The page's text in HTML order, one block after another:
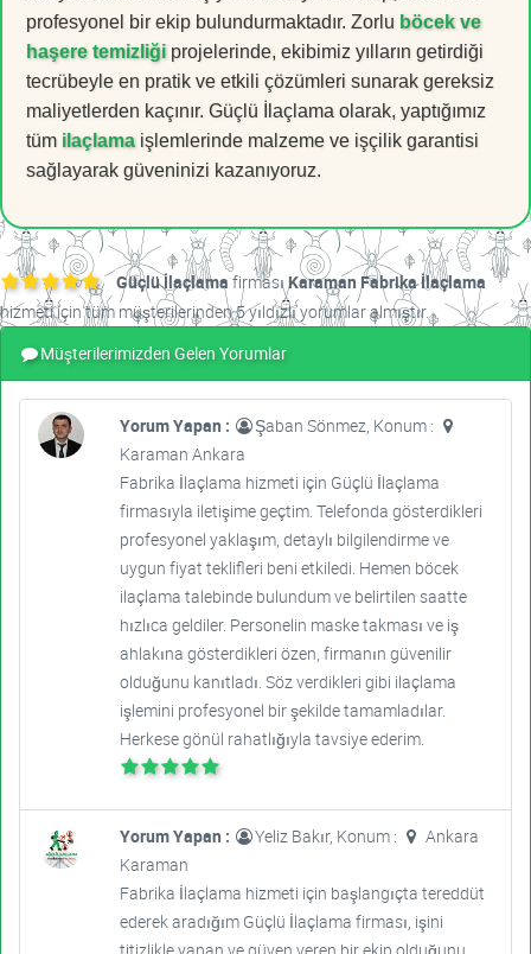
profesyonel bir ekip bulundurmaktadır. Zorlu böcek ve
haşere temizliği projelerinde, ekibimiz yılların getirdiği
tecrübeyle en pratik ve etkili çözümleri sunarak gereksiz
maliyetlerden kaçınır. Güçlü İlaçlama olarak, yaptığımız
tüm ilaçlamaişlemlerinde malzeme ve işçilik garantisi
sağlayarak güveninizi kazanıyoruz.
Güçlü İlaçlama firmasıKaraman Fabrika İlaçlama
hizmeti için tüm müşterilerinden 5 yıldızlı yorumlar almıştır.
Müşterilerimizden Gelen Yorumlar
Yorum Yapan :
Şaban Sönmez, Konum :
Karaman Ankara
Fabrika İlaçlama hizmeti için Güçlü İlaçlama
firmasıyla iletişime geçtim. Telefonda gösterdikleri
profesyonel yaklaşım, detaylı bilgilendirme ve
uygun fiyat teklifleri beni etkiledi. Hemen böcek
ilaçlama talebinde bulundum ve belirtilen saatte
hızlıca geldiler. Personelin maske takması ve iş
ahlakına gösterdikleri özen, firmanın güvenilir
olduğunu kanıtladı. Söz verdikleri gibi ilaçlama
işlemini profesyonel bir şekilde tamamladılar.
Herkese gönül rahatlığıyla tavsiye ederim.
Yorum Yapan : Yeliz Bakır, Konum :
Ankara
Karaman
Fabrika İlaçlama hizmeti için başlangıçta tereddüt
ederek aradığım Güçlü İlaçlama firması, işini